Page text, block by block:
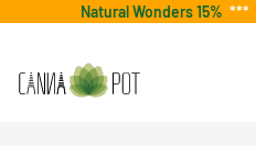
Natural Wonders 15% ***